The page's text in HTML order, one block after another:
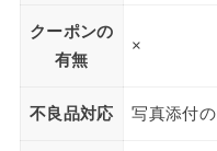
クーポンの
有無
×
不良品対応 写真添付